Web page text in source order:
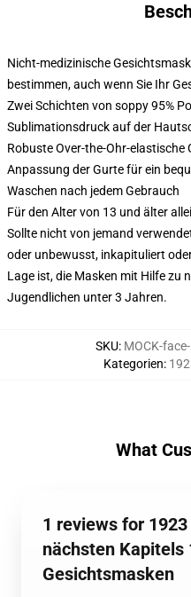
Nicht-medizinische
bestimmen, auch wenn Sie Ihr
Zwei Schichten von soppy 95%
Sublimationsdruck auf der
Robuste Over-the-Ohr-elastische
Anpassung der Gurte für ein
Waschen nach jedem Gebrauch
Für den Alter von 13 und älter
Sollte nicht von jemand
oder unbewusst, inkapituliert
Lage ist, die Masken mit Hilfe zu
Jugendlichen unter 3 Jahren.
SKU: MOCK-
Kategorien:
What
1 reviews for
nächsten Kapitels
Gesichtsmasken